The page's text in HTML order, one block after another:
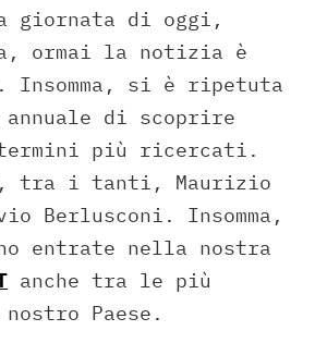
giornata di oggi,
ormai la notizia è
Insomma, si è ripetuta
di scoprire
più ricercati.
tra i tanti, Maurizio
Berlusconi. Insomma,
entrate nella nostra
anche tra le più
Paese.